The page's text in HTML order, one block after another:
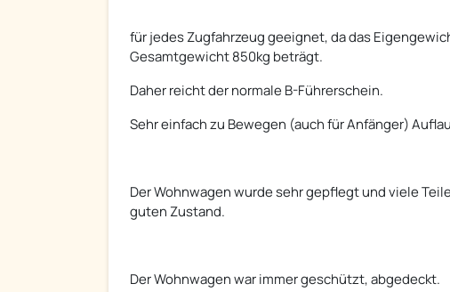
für jedes Zugfahrzeug geeignet, da das
Gesamtgewicht 850kg beträgt.
Daher reicht der normale B-Führerschein.
Sehr einfach zu Bewegen (auch für Anfänger)
Der Wohnwagen wurde sehr gepflegt und viele
guten Zustand.
Der Wohnwagen war immer geschützt, abgedeckt.